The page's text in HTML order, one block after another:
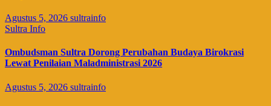
Agustus 5, 2026 sultrainfo
Sultra Info
Ombudsman Sultra Dorong Perubahan Budaya Birokrasi
Lewat Penilaian Maladministrasi 2026
Agustus 5, 2026 sultrainfo